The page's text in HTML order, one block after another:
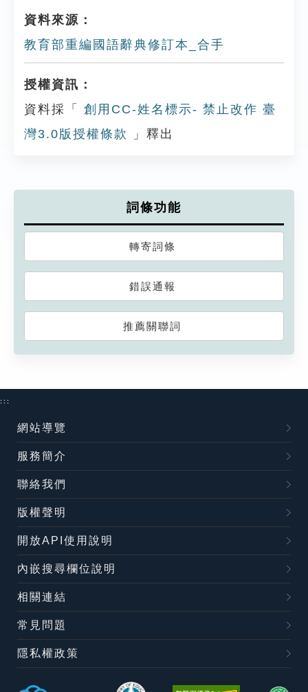
資料來源：
教育部重編國語辭典修訂本_合手
授權資訊：
資料採「
創用CC-姓名標示- 禁止改作 臺
灣3.0版授權條款
」釋出
詞條功能
轉寄詞條
錯誤通報
推薦關聯詞
:::
網站導覽
服務簡介
聯絡我們
版權聲明
開放API使用說明
內嵌搜尋欄位說明
相關連結
常見問題
隱私權政策